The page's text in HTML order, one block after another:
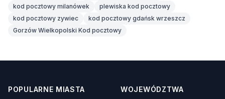
kod pocztowy milanówek
plewiska kod pocztowy
kod pocztowy zywiec
kod pocztowy gdańsk wrzeszcz
Gorzów Wielkopolski Kod pocztowy
POPULARNE MIASTA WOJEWÓDZTWA